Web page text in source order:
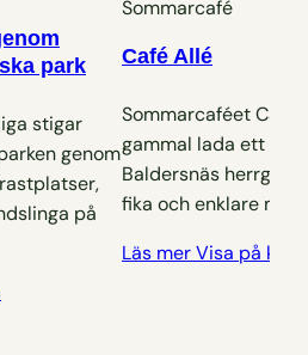
park
stigar
genom
på
Café Allé
Sommarcaféet Café
gammal lada ett
Baldersnäs
fika och enklare mat.
Läs merVisa på